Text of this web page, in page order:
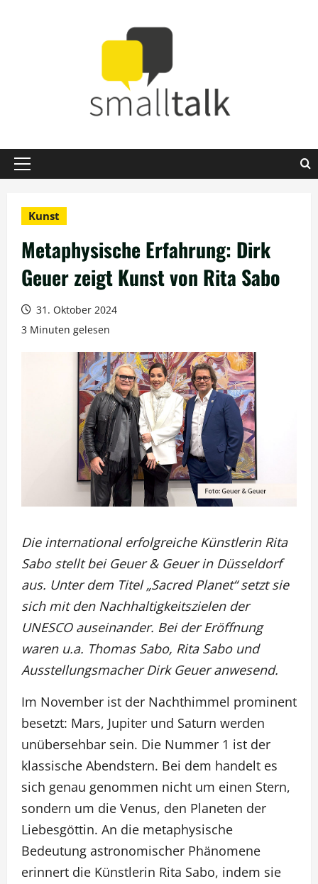
Primäres
Kunst
Metaphysische Erfahrung: Dirk
Geuer zeigt Kunst von Rita Sabo
31. Oktober 2024
3 Minuten gelesen
Die international erfolgreiche Künstlerin Rita
Sabo stellt bei Geuer & Geuer in Düsseldorf
aus. Unter dem Titel „Sacred Planet“ setzt sie
sich mit den Nachhaltigkeitszielen der
UNESCO auseinander. Bei der Eröffnung
waren u.a. Thomas Sabo, Rita Sabo und
Ausstellungsmacher Dirk Geuer anwesend.
Im November ist der Nachthimmel prominent
besetzt: Mars, Jupiter und Saturn werden
unübersehbar sein. Die Nummer 1 ist der
klassische Abendstern. Bei dem handelt es
sich genau genommen nicht um einen Stern,
sondern um die Venus, den Planeten der
Liebesgöttin. An die metaphysische
Bedeutung astronomischer Phänomene
erinnert die Künstlerin Rita Sabo, indem sie